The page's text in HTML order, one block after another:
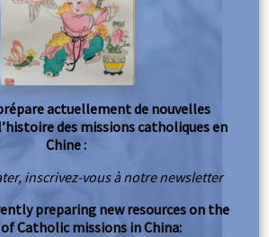
prépare actuellement de nouvelles
des missions catholiques en
Chine :
inscrivez-vous à notre newsletter
preparing new resources on the
Catholic missions in China: